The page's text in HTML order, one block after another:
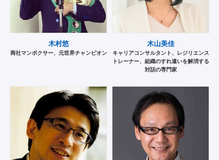
木村悠
商社マンボクサー、元世界チャンピオン
木山美佳
キャリアコンサルタント、レジリエンス
トレーナー、組織のすれ違いを解消する
対話の専門家